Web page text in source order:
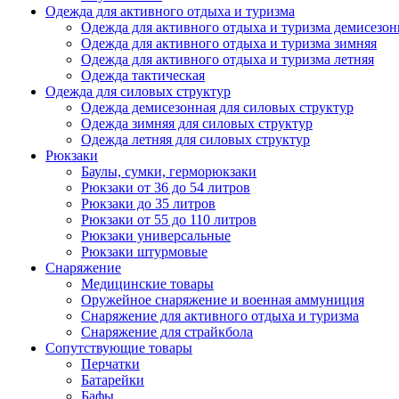
Одежда для активного отдыха и туризма
Одежда для активного отдыха и туризма
Одежда для активного отдыха и туризма зимняя
Одежда для активного отдыха и туризма летняя
Одежда тактическая
Одежда для силовых структур
Одежда демисезонная для силовых структур
Одежда зимняя для силовых структур
Одежда летняя для силовых структур
Рюкзаки
Баулы, сумки, герморюкзаки
Рюкзаки от 36 до 54 литров
Рюкзаки до 35 литров
Рюкзаки от 55 до 110 литров
Рюкзаки универсальные
Рюкзаки штурмовые
Снаряжение
Медицинские товары
Оружейное снаряжение и военная аммуниция
Снаряжение для активного отдыха и туризма
Снаряжение для страйкбола
Сопутствующие товары
Перчатки
Батарейки
Бафы